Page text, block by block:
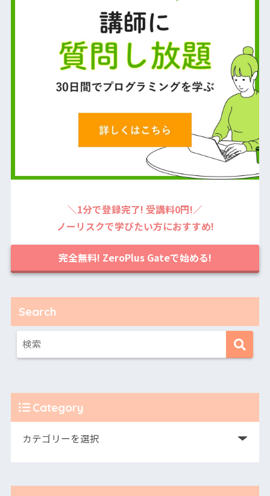
＼1分で登録完了! 受講料0円!／
ノーリスクで学びたい方におすすめ!
完全無料! ZeroPlus Gateで始める!
Search
Category